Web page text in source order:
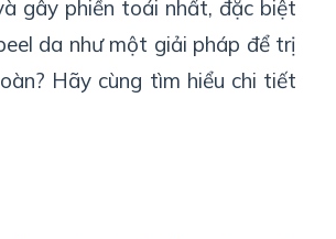
gây phiền toái nhất, đặc biệt
da như một giải pháp để trị
Hãy cùng tìm hiểu chi tiết